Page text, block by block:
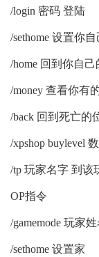
/login 密码 登陆
/sethome 设置你
/home 回到你自己
/money 查看你有
/back 回到死亡的
/xpshop buylevel
/tp 玩家名字 到该
OP指令
/gamemode 玩家
/sethome 设置家